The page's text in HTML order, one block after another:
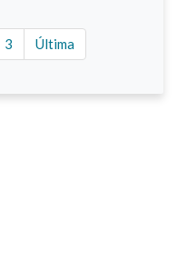
3 Última